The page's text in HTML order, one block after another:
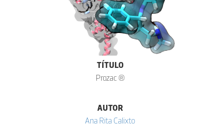
TÍTULO
Prozac ®
AUTOR
Ana Rita Calixto